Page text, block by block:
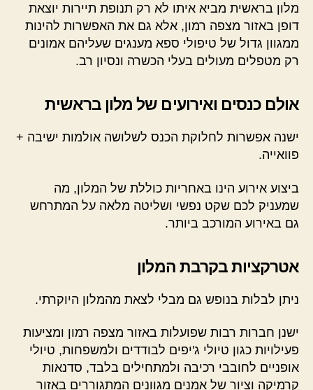
מלון בראשית מביא איתו לא רק תנופת תיירות יוצאת
דופן באזור מצפה רמון, אלא גם את האפשרות להינות
ממגוון גדול של טיפולי ספא מענגים שעליהם אמונים
רק מטפלים מעולים בעלי הכשרה ונסיון רב.
אולם כנסים ואירועים של מלון בראשית
ישנה אפשרות לחלוקת הכנס לשלושה אולמות ישיבה +
פוואייה.
ביצוע אירוע הינו באחריות כוללת של המלון, מה
שמעניק לכם שקט נפשי ושליטה מלאה על המתרחש
גם באירוע המורכב ביותר.
אטרקציות בקרבת המלון
ניתן לבלות בנופש גם מבלי לצאת מהמלון היוקרתי.
ישנן חברות רבות שפועלות באזור מצפה רמון ומציעות
פעילויות כגון טיולי ג'יפים לבודדים ולמשפחות, טיולי
אופניים לחובבי רכיבה ולמתחילים בלבד, סדנאות
קרמיקה וציור של אמנים מגוונים המתגוררים באזור